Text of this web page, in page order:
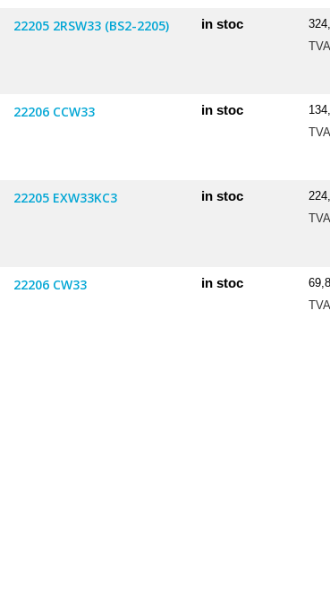
22205 2RSW33 (BS2-2205) in stoc
TVA
22206 CCW33 in stoc
TVA
22205 EXW33KC3 in stoc
TVA
22206 CW33 in stoc
TVA